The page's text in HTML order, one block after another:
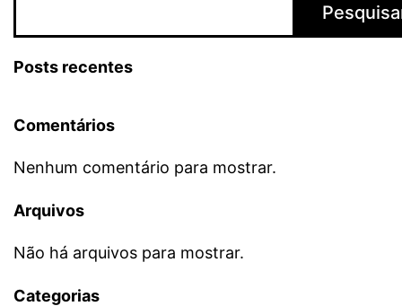
Posts recentes
Comentários
Nenhum comentário para mostrar.
Arquivos
Não há arquivos para mostrar.
Categorias